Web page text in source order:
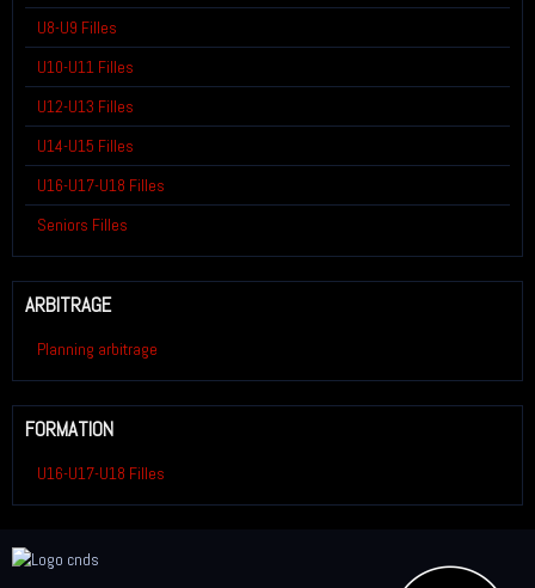
U8-U9 Filles
U10-U11 Filles
U12-U13 Filles
U14-U15 Filles
U16-U17-U18 Filles
Seniors Filles
ARBITRAGE
Planning arbitrage
FORMATION
U16-U17-U18 Filles